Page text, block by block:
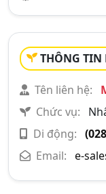
THÔNG TIN
Tên liên hệ:
Chức vụ:
Di động:
Email: e-